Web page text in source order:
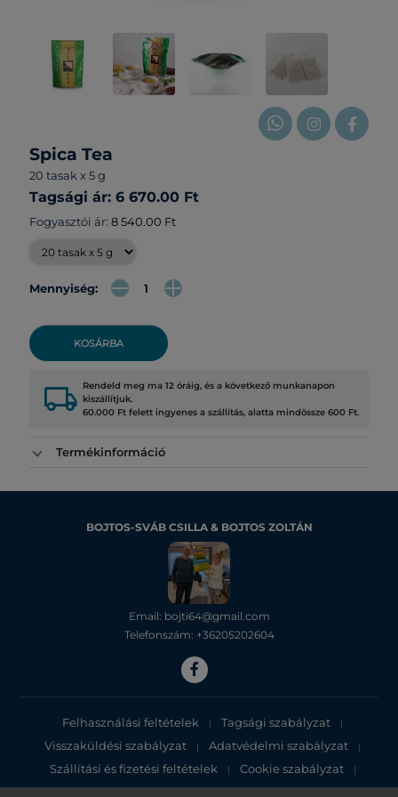
Spica Tea
20 tasak x 5 g
Tagsági ár: 6 670.00 Ft
Fogyasztói ár: 8 540.00 Ft
Mennyiség:
KOSÁRBA
local_shipping Rendeld meg ma 12 óráig, és a következő munkanapon
kiszállítjuk.
60.000 Ft felett ingyenes a szállítás, alatta mindössze 600 Ft.
Termékinformáció
BOJTOS-SVÁB CSILLA & BOJTOS ZOLTÁN
Email: bojti64@gmail.com
Telefonszám: +36205202604
Felhasználási feltételek | Tagsági szabályzat |
Visszaküldési szabályzat | Adatvédelmi szabályzat |
Szállítási és fizetési feltételek | Cookie szabályzat |
Adatvédelmi tájékoztató